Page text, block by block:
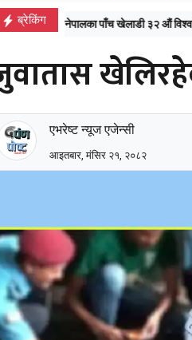
ब्रेकिंग ‘माईतीघर डुबानको मुख्य कारण
एभरेष्ट न्यूज एजेन्सी
आइतबार, मंसिर २१, २०८२